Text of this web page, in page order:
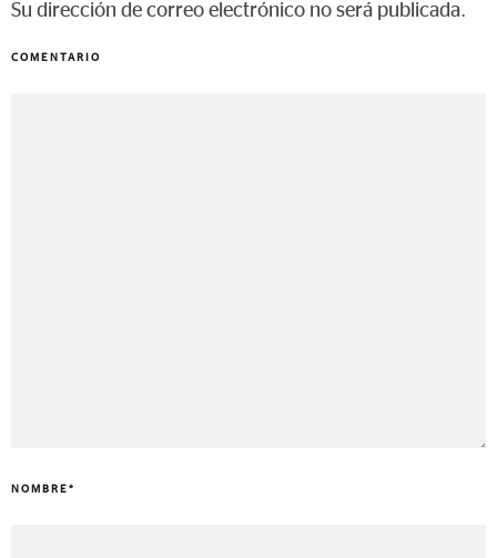
Su dirección de correo electrónico no será publicada.
COMENTARIO
NOMBRE *